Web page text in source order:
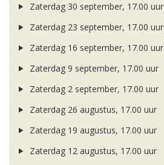
Zaterdag 30 september, 17.00 uur
Zaterdag 23 september, 17.00 uur
Zaterdag 16 september, 17.00 uur
Zaterdag 9 september, 17.00 uur
Zaterdag 2 september, 17.00 uur
Zaterdag 26 augustus, 17.00 uur
Zaterdag 19 augustus, 17.00 uur
Zaterdag 12 augustus, 17.00 uur